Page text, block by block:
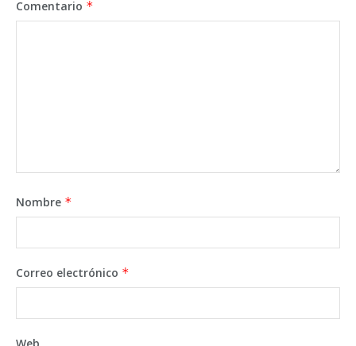
Comentario *
Nombre *
Correo electrónico *